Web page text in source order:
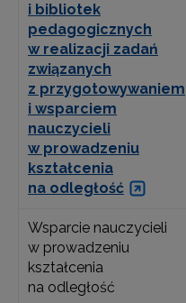
i bibliotek
pedagogicznych
w realizacji zadań
związanych
z przygotowywaniem
i wsparciem
nauczycieli
w prowadzeniu
kształcenia
na odległość
Wsparcie nauczycieli
w prowadzeniu
kształcenia
na odległość